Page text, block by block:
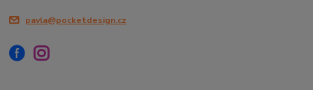
pavla@pocketdesign.cz